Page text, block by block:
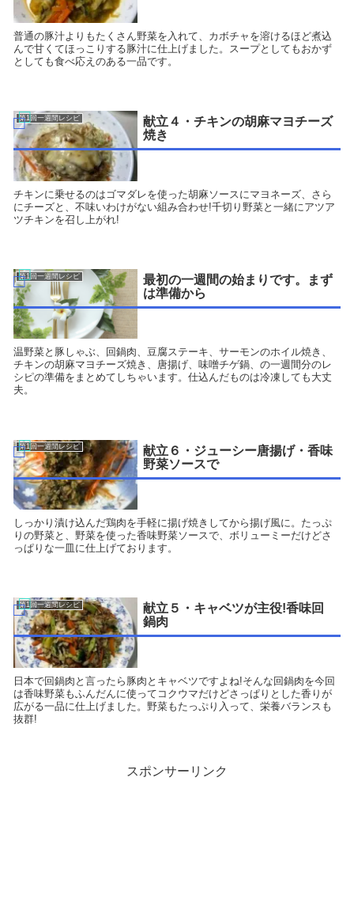
普通の豚汁よりもたくさん野菜を入れて、カボチャを溶けるほど煮込
んで甘くてほっこりする豚汁に仕上げました。スープとしてもおかず
としても食べ応えのある一品です。
第1回一週間レシピ
献立４・チキンの胡麻マヨチーズ
焼き
チキンに乗せるのはゴマダレを使った胡麻ソースにマヨネーズ、さら
にチーズと、不味いわけがない組み合わせ!千切り野菜と一緒にアツア
ツチキンを召し上がれ!
第1回一週間レシピ
最初の一週間の始まりです。まず
は準備から
温野菜と豚しゃぶ、回鍋肉、豆腐ステーキ、サーモンのホイル焼き、
チキンの胡麻マヨチーズ焼き、唐揚げ、味噌チゲ鍋、の一週間分のレ
シピの準備をまとめてしちゃいます。仕込んだものは冷凍しても大丈
夫。
第1回一週間レシピ
献立６・ジューシー唐揚げ・香味
野菜ソースで
しっかり漬け込んだ鶏肉を手軽に揚げ焼きしてから揚げ風に。たっぷ
りの野菜と、野菜を使った香味野菜ソースで、ボリューミーだけどさ
っぱりな一皿に仕上げております。
第1回一週間レシピ
献立５・キャベツが主役!香味回
鍋肉
日本で回鍋肉と言ったら豚肉とキャベツですよね!そんな回鍋肉を今回
は香味野菜もふんだんに使ってコクウマだけどさっぱりとした香りが
広がる一品に仕上げました。野菜もたっぷり入って、栄養バランスも
抜群!
スポンサーリンク